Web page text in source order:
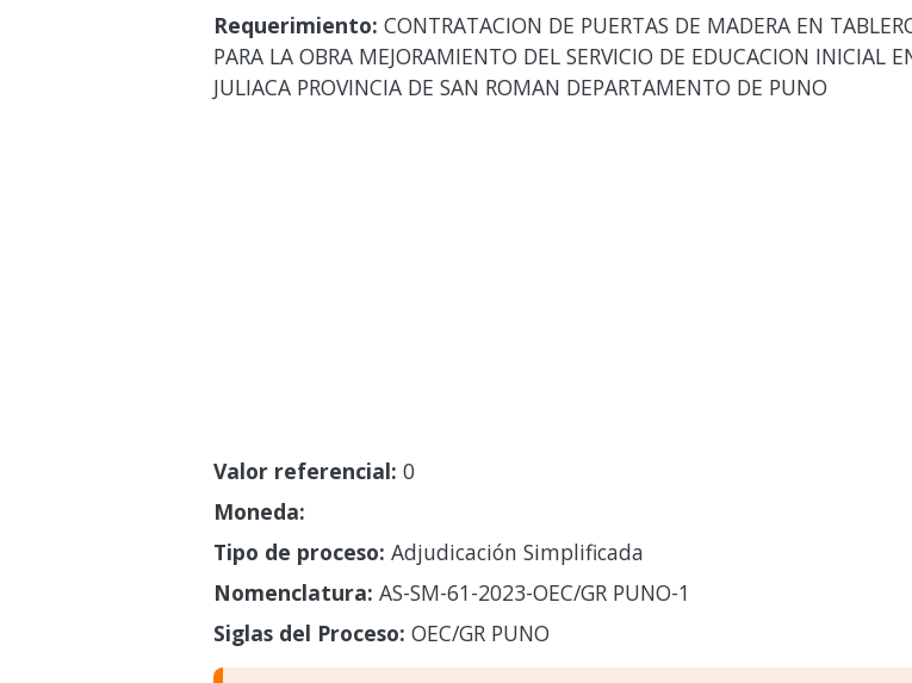
Requerimiento: CONTRATACION DE PUERTAS DE MADERA EN
PARA LA OBRA MEJORAMIENTO DEL SERVICIO DE EDUCACION INICIAL
JULIACA PROVINCIA DE SAN ROMAN DEPARTAMENTO DE PUNO
Valor referencial: 0
Moneda:
Tipo de proceso: Adjudicación Simplificada
Nomenclatura: AS-SM-61-2023-OEC/GR PUNO-1
Siglas del Proceso: OEC/GR PUNO